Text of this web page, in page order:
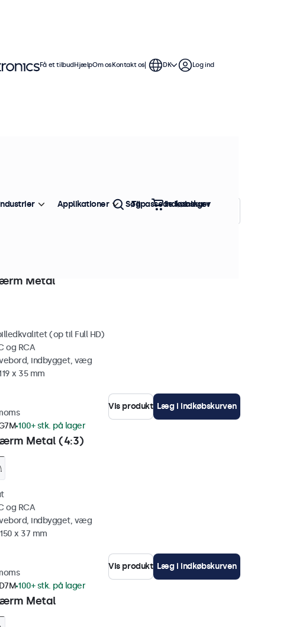
brug. Vores VGA-skærme tilbyder
hvilket gør dem nemme at
Sorter efter: Popularitet
Metal
(op til Full HD)
og RCA
indbygget, væg
x 35 mm
Vis produkt Læg i indkøbskurven
Metal (4:3)
100+ stk. på lager
og RCA
indbygget, væg
x 37 mm
Vis produkt Læg i indkøbskurven
Metal
100+ stk. på lager
Få et tilbudHjælpOm osKontakt os DK Log ind
Applikationer Tilpassede løsninger
Søg Indkøbskurv